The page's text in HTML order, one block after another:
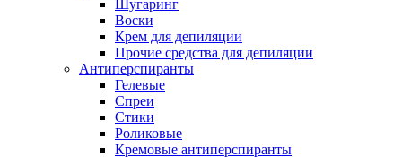
Шугаринг
Воски
Крем для депиляции
Прочие средства для депиляции
Антиперспиранты
Гелевые
Спреи
Стики
Роликовые
Кремовые антиперспиранты